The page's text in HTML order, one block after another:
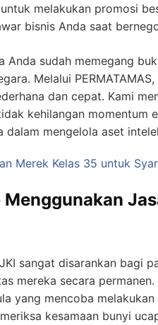
melakukan promosi
bisnis Anda saat
Anda sudah memegang
Melalui
dan cepat. Kami
kehilangan momentum
dalam mengelola aset
Merek Kelas 35 untuk
sangat disarankan bagi
mereka secara
yang mencoba
kesamaan bunyi